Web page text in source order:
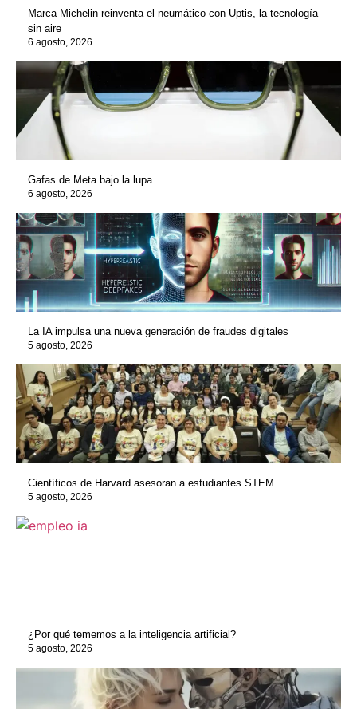
Marca Michelin reinventa el neumático con Uptis, la tecnología
sin aire
6 agosto, 2026
Gafas de Meta bajo la lupa
6 agosto, 2026
La IA impulsa una nueva generación de fraudes digitales
5 agosto, 2026
Científicos de Harvard asesoran a estudiantes STEM
5 agosto, 2026
¿Por qué tememos a la inteligencia artificial?
5 agosto, 2026